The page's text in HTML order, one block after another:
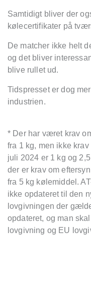
Samtidigt bliver der
kølecertifikater på
De matcher ikke helt
og det bliver
blive rullet ud.
Tidspresset er dog
industrien.
* Der har været krav
fra 1 kg, men ikke
juli 2024 er 1 kg og
der er krav om
fra 5 kg kølemiddel.
ikke opdateret til den
lovgivningen der
opdateret, og man
lovgivning og EU